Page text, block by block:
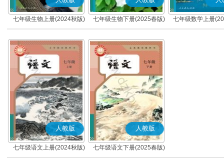
七年级生物上册(2024秋版) 七年级生物下册(2025春版) 七年级数学上册
人教版
七年级语文上册(2024秋版)
(部编版)
人教版
七年级语文下册(2025春版)
(部编版)